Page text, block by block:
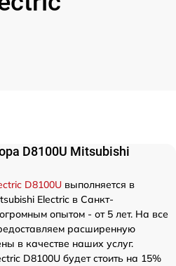
D8100U Mitsubishi
D8100U выполняется в
Electric в Санкт-
опытом - от 5 лет. На все
расширенную
в качестве наших услуг.
D8100U будет стоить на 15%